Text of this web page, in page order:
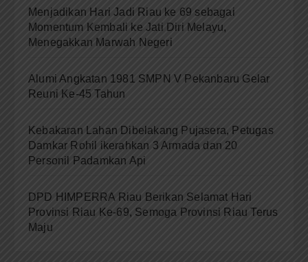
Menjadikan Hari Jadi Riau ke 69 sebagai
Momentum Kembali ke Jati Diri Melayu,
Menegakkan Marwah Negeri
Alumi Angkatan 1981 SMPN V Pekanbaru Gelar
Reuni Ke-45 Tahun
Kebakaran Lahan Dibelakang Pujasera, Petugas
Damkar Rohil ikerahkan 3 Armada dan 20
Personil Padamkan Api
DPD HIMPERRA Riau Berikan Selamat Hari
Provinsi Riau Ke-69, Semoga Provinsi Riau Terus
Maju